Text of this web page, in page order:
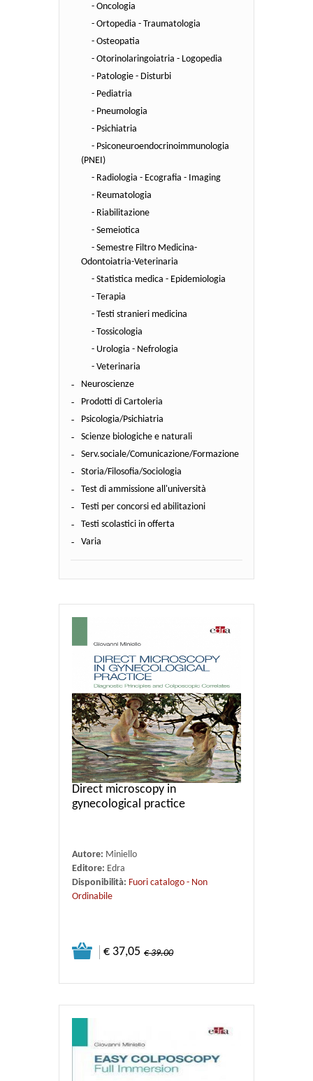
- Oncologia
- Ortopedia - Traumatologia
- Osteopatia
- Otorinolaringoiatria - Logopedia
- Patologie - Disturbi
- Pediatria
- Pneumologia
- Psichiatria
- Psiconeuroendocrinoimmunologia
(PNEI)
- Radiologia - Ecografia - Imaging
- Reumatologia
- Riabilitazione
- Semeiotica
- Semestre Filtro Medicina-
Odontoiatria-Veterinaria
- Statistica medica - Epidemiologia
- Terapia
- Testi stranieri medicina
- Tossicologia
- Urologia - Nefrologia
- Veterinaria
Neuroscienze
Prodotti di Cartoleria
Psicologia/Psichiatria
Scienze biologiche e naturali
Serv.sociale/Comunicazione/Formazione
Storia/Filosofia/Sociologia
Test di ammissione all'università
Testi per concorsi ed abilitazioni
Testi scolastici in offerta
Varia
Direct microscopy in
gynecological practice
Autore: Miniello
Editore: Edra
Disponibilità: Fuori catalogo - Non
Ordinabile
€ 37,05 € 39.00